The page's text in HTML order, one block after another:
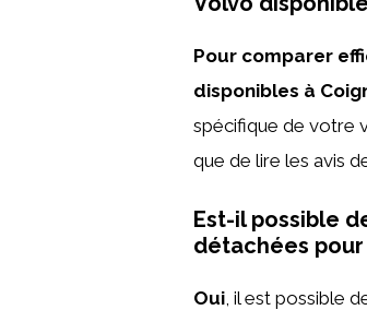
Pour comparer
disponibles à
spécifique de votre
que de lire les avis
Est-il possible
détachées pour
Oui , il est possible